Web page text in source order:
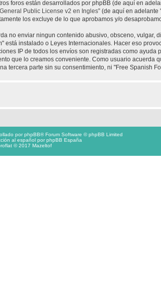
foros están desarrollados por phpBB (de aquí en
Public License v2 en Ingles” (de aquí en adelante
los excluye de lo que aprobamos y/o
no enviar ningun contenido abusivo, obsceno, vulgar,
está instalado o Leyes Internacionales. Hacer eso
IP de todos los envíos son registradas como
que lo creamos conveniente. Como usuario acuerda
tercera parte sin su consentimiento, ni "Free Spanish
porphpBB® Forum Software © phpBB Limited
al español porphpBB España
© 2017 Mazeltof